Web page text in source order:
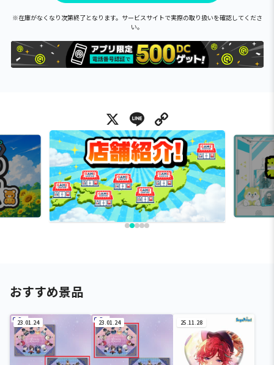
※在庫がなくなり次第終了となります。サービスサイトで実際の取り扱いを確認してくださ
い。
X Line
おすすめ景品
23.01.24 23.01.24 25.11.28